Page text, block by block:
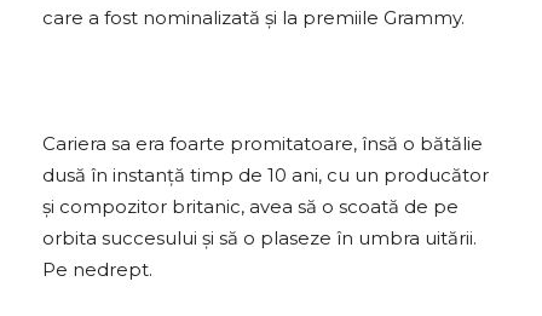
care a fost nominalizată și la premiile Grammy.
Cariera sa era foarte promitatoare, însă o bătălie
dusă în instanță timp de 10 ani, cu un producător
și compozitor britanic, avea să o scoată de pe
orbita succesului și să o plaseze în umbra uitării.
Pe nedrept.